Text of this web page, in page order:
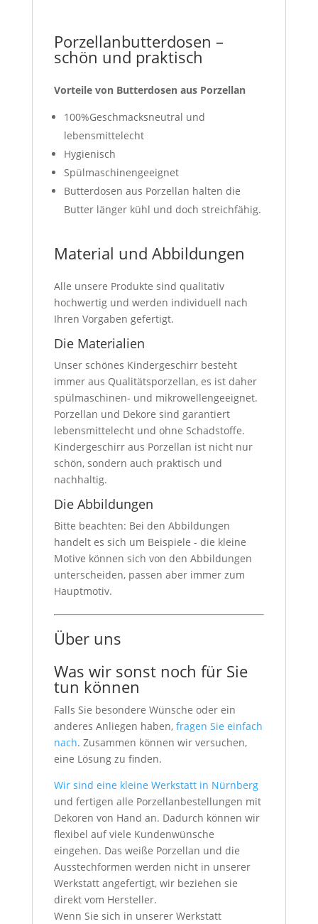
Porzellanbutterdosen –
schön und praktisch
Vorteile von Butterdosen aus Porzellan
100%Geschmacksneutral und
lebensmittelecht
Hygienisch
Spülmaschinengeeignet
Butterdosen aus Porzellan halten die
Butter länger kühl und doch streichfähig.
Material und Abbildungen
Alle unsere Produkte sind qualitativ
hochwertig und werden individuell nach
Ihren Vorgaben gefertigt.
Die Materialien
Unser schönes Kindergeschirr besteht
immer aus Qualitätsporzellan, es ist daher
spülmaschinen- und mikrowellengeeignet.
Porzellan und Dekore sind garantiert
lebensmittelecht und ohne Schadstoffe.
Kindergeschirr aus Porzellan ist nicht nur
schön, sondern auch praktisch und
nachhaltig.
Die Abbildungen
Bitte beachten: Bei den Abbildungen
handelt es sich um Beispiele - die kleine
Motive können sich von den Abbildungen
unterscheiden, passen aber immer zum
Hauptmotiv.
Über uns
Was wir sonst noch für Sie
tun können
Falls Sie besondere Wünsche oder ein
anderes Anliegen haben, fragen Sie einfach
nach. Zusammen können wir versuchen,
eine Lösung zu finden.
Wir sind eine kleine Werkstatt in Nürnberg
und fertigen alle Porzellanbestellungen mit
Dekoren von Hand an. Dadurch können wir
flexibel auf viele Kundenwünsche
eingehen. Das weiße Porzellan und die
Ausstechformen werden nicht in unserer
Werkstatt angefertigt, wir beziehen sie
direkt vom Hersteller.
Wenn Sie sich in unserer Werkstatt